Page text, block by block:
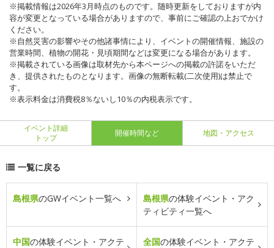
※掲載情報は2026年3月時点のものです。随時更新をしておりますが内
容が変更となっている場合がありますので、事前にご確認の上おでかけ
ください。
※自然災害の影響やその他諸事情により、イベントの開催情報、施設の
営業時間、植物の開花・見頃期間などは変更になる場合があります。
※掲載されている画像は取材先から本ページへの掲載の許諾をいただ
き、提供されたものとなります。画像の無断転載(二次使用)は禁止で
す。
※表示料金は消費税8％ないし10％の内税表示です。
イベント詳細
トップ
開催時間など 地図・アクセス
一覧に戻る
島根県のGWイベント一覧へ 島根県の体験イベント・アク
ティビティ一覧へ
中国の体験イベント・アクテ
全国の体験イベント・アクテ